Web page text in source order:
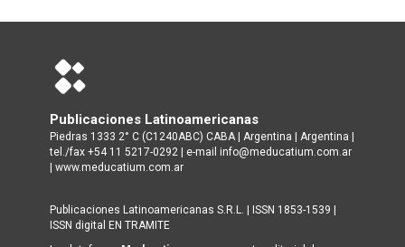
Publicaciones Latinoamericanas
Piedras 1333 2° C (C1240ABC) CABA | Argentina | Argentina |
tel./fax +54 11 5217-0292 | e-mail info@meducatium.com.ar
| www.meducatium.com.ar
Publicaciones Latinoamericanas S.R.L. | ISSN 1853-1539 |
ISSN digital EN TRAMITE